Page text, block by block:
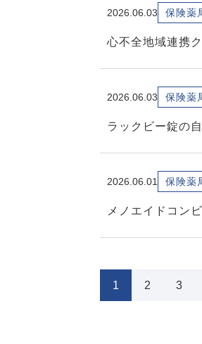
2026.06.03 保険薬
心不全地域連携
2026.06.03 保険薬
ラックビー錠の
2026.06.01 保険薬
メノエイドコン
1 2 3